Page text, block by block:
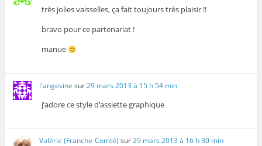
très jolies vaisselles, ça fait toujours très plaisir !!
bravo pour ce partenariat !
manue
l'angevine sur29 mars 2013 à 15 h 54 min
j’adore ce style d’assiette graphique
Valérie (Franche-Comté) sur29 mars 2013 à 16 h 30 min